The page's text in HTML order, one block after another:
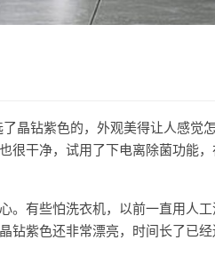
晶钻紫色的，外观美得让人感觉
很干净，试用了下电离除菌功能
。有些怕洗衣机，以前一直用人
紫色还非常漂亮，时间长了已经